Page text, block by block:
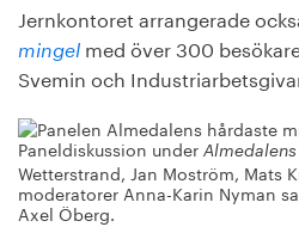
Jernkontoret arrangerade
mingel med över 300
Svemin och
Paneldiskussion under
Wetterstrand, Jan Moström, Mats
moderatorer Anna-Karin Nyman
Axel Öberg.